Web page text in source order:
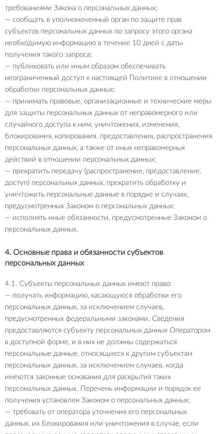
требованиями Закона о персональных данных;
— сообщать в уполномоченный орган по защите прав
субъектов персональных данных по запросу этого органа
необходимую информацию в течение 10 дней с даты
получения такого запроса;
— публиковать или иным образом обеспечивать
неограниченный доступ к настоящей Политике в отношении
обработки персональных данных;
— принимать правовые, организационные и технические меры
для защиты персональных данных от неправомерного или
случайного доступа к ним, уничтожения, изменения,
блокирования, копирования, предоставления, распространения
персональных данных, а также от иных неправомерных
действий в отношении персональных данных;
— прекратить передачу (распространение, предоставление,
доступ) персональных данных, прекратить обработку и
уничтожить персональные данные в порядке и случаях,
предусмотренных Законом о персональных данных;
— исполнять иные обязанности, предусмотренные Законом о
персональных данных.
4. Основные права и обязанности субъектов
персональных данных
4.1. Субъекты персональных данных имеют право:
— получать информацию, касающуюся обработки его
персональных данных, за исключением случаев,
предусмотренных федеральными законами. Сведения
предоставляются субъекту персональных данных Оператором
в доступной форме, и в них не должны содержаться
персональные данные, относящиеся к другим субъектам
персональных данных, за исключением случаев, когда
имеются законные основания для раскрытия таких
персональных данных. Перечень информации и порядок ее
получения установлен Законом о персональных данных;
— требовать от оператора уточнения его персональных
данных, их блокирования или уничтожения в случае, если